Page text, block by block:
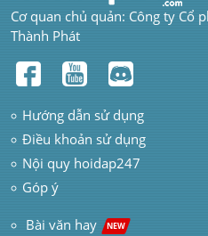
Cơ quan chủ quản: Công ty Cổ
Thành Phát
Hướng dẫn sử dụng
Điều khoản sử dụng
Nội quy hoidap247
Góp ý
Bài văn hay NEW